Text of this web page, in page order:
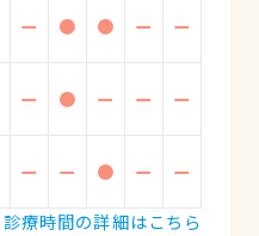
ー ● ● ー ー
ー ● ー ー ー
ー ー ● ー
ー
診療時間の詳細はこちら